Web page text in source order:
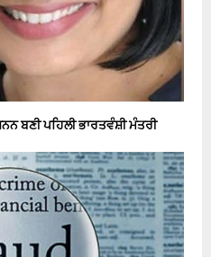
ਬਣੀ ਪਹਿਲੀ ਭਾਰਤਵੰਸ਼ੀ ਮੰਤਰੀ